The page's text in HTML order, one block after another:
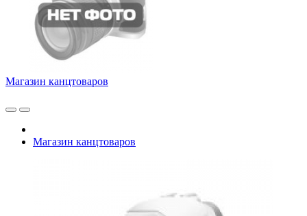
Магазин канцтоваров
Магазин канцтоваров